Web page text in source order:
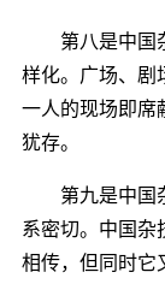
第八是中国杂
样化。广场、剧
一人的现场即席
犹存。
第九是中国杂
系密切。中国杂
相传，但同时它